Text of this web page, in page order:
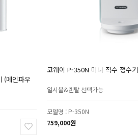
(메인파우
코웨이 P-350N 미니 직수 정수기
일시불&렌탈 선택가능
모델명 : P-350N
759,000원